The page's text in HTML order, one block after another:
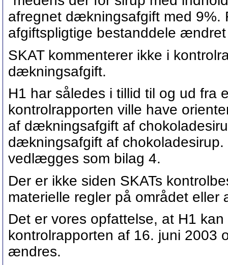
afregnet dækningsafgift med 9%.
afgiftspligtige bestanddele
SKAT kommenterer ikke i
dækningsafgift.
H1 har således i tillid til og ud fra
kontrolrapporten ville have
af dækningsafgift af
dækningsafgift af
vedlægges som bilag 4.
Der er ikke siden SKATs
materielle regler på området
Det er vores opfattelse, at H1
kontrolrapporten af 16. juni 2003
ændres.